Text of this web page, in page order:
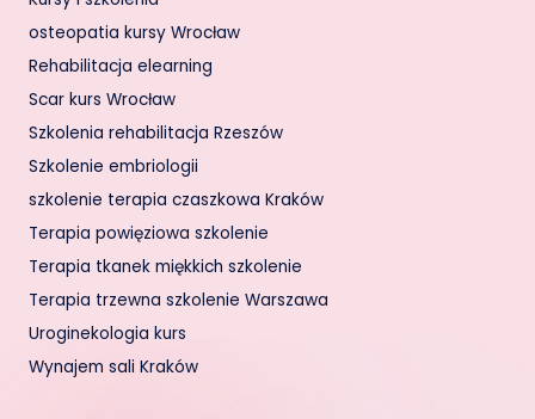
osteopatia kursy Wrocław
Rehabilitacja elearning
Scar kurs Wrocław
Szkolenia rehabilitacja Rzeszów
Szkolenie embriologii
szkolenie terapia czaszkowa Kraków
Terapia powięziowa szkolenie
Terapia tkanek miękkich szkolenie
Terapia trzewna szkolenie Warszawa
Uroginekologia kurs
Wynajem sali Kraków